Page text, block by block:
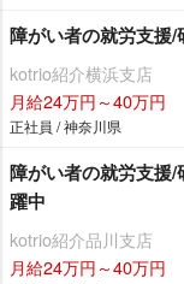
障がい者の就労支援
kotrio紹介横浜支店
月給24万円～40万円
正社員 / 神奈川県
障がい者の就労支援
躍中
kotrio紹介品川支店
月給24万円～40万円